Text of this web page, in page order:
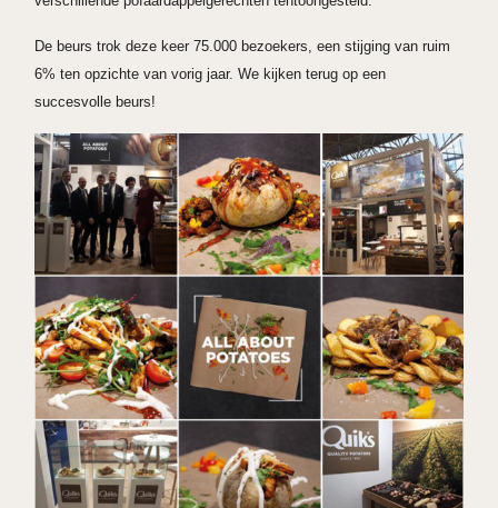
De beurs trok deze keer 75.000 bezoekers, een stijging van ruim
6% ten opzichte van vorig jaar. We kijken terug op een
succesvolle beurs!